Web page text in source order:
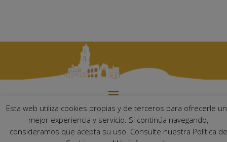
Ayuntamiento de Palma del Río. Plaza Mayor de Andalucía, 1 C.P:
14700 – Palma del Río (Córdoba)
Email:ayuntamiento@palmadelrio.es
Esta web utiliza cookies propias y de terceros para ofrecerle
mejor experiencia y servicio. Si continúa navegando,
consideramos que acepta su uso. Consulte nuestra Política de